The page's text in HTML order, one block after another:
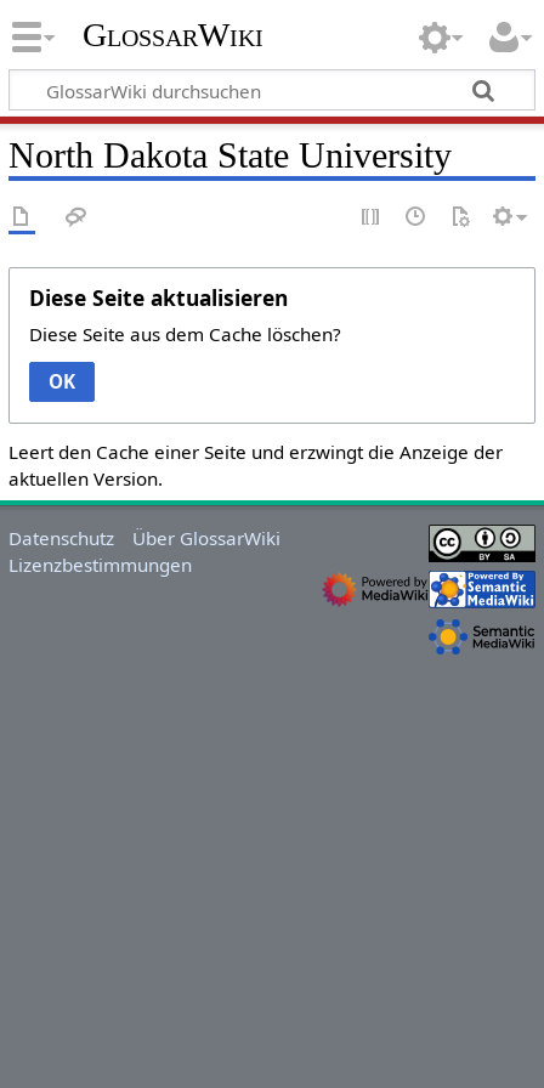
GlossarWiki
North Dakota State University
Diese Seite aktualisieren
Diese Seite aus dem Cache löschen?
OK
Leert den Cache einer Seite und erzwingt die Anzeige der
aktuellen Version.
Datenschutz
Über GlossarWiki
Lizenzbestimmungen